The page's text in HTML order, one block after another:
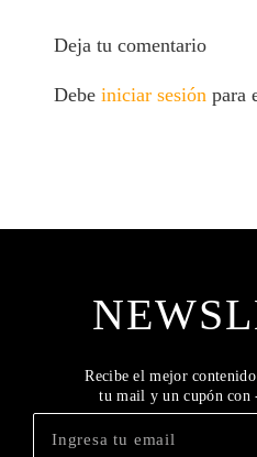
Deja tu comentario
Debeiniciar sesiónpara
Recibe el mejor
tu mail y un cupón con